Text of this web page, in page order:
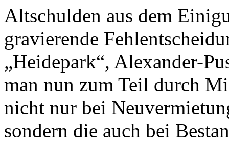
Altschulden aus dem
gravierende
„Heidepark“, Alexander-
man nun zum Teil durch
nicht nur bei
sondern die auch bei